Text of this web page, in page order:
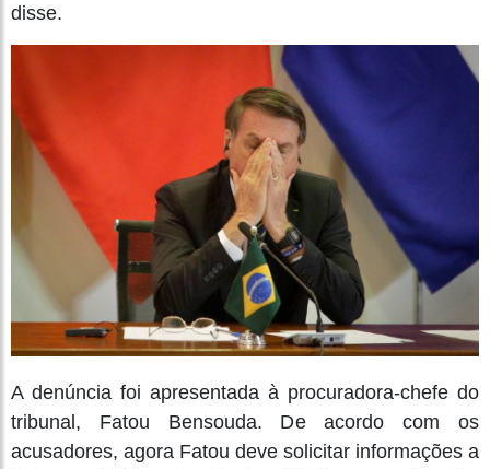
disse.
A denúncia foi apresentada à procuradora-chefe do
tribunal, Fatou Bensouda. De acordo com os
acusadores, agora Fatou deve solicitar informações a